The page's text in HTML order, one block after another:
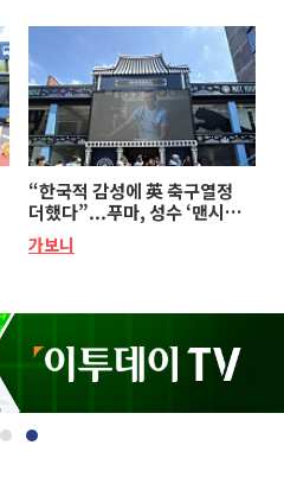
“한국적 감성에 英 축구열정
더했다”...푸마, 성수 ‘맨시티
하우스’ 팝업
가보니